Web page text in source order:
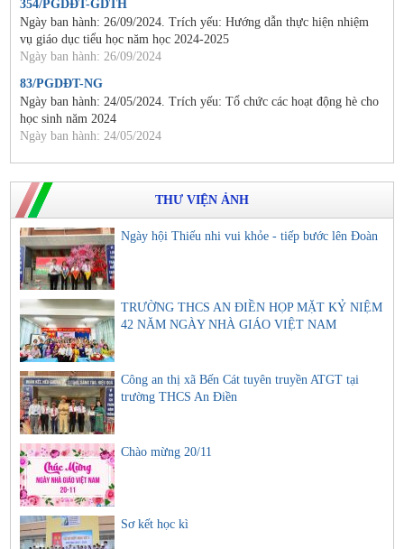
354/PGDĐT-GDTH
Ngày ban hành: 26/09/2024. Trích yếu: Hướng dẫn thực hiện nhiệm
vụ giáo dục tiểu học năm học 2024-2025
Ngày ban hành: 26/09/2024
83/PGDĐT-NG
Ngày ban hành: 24/05/2024. Trích yếu: Tổ chức các hoạt động hè cho
học sinh năm 2024
Ngày ban hành: 24/05/2024
THƯ VIỆN ẢNH
Ngày hội Thiếu nhi vui khỏe - tiếp bước lên Đoàn
TRƯỜNG THCS AN ĐIỀN HỌP MẶT KỶ NIỆM
42 NĂM NGÀY NHÀ GIÁO VIỆT NAM
Công an thị xã Bến Cát tuyên truyền ATGT tại
trường THCS An Điền
Chào mừng 20/11
Sơ kết học kì